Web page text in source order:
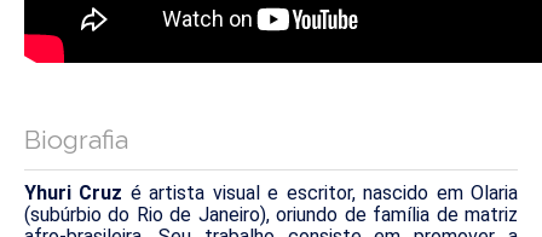
Biografia
Yhuri Cruz é artista visual e escritor, nascido em Olaria
(subúrbio do Rio de Janeiro), oriundo de família de matriz